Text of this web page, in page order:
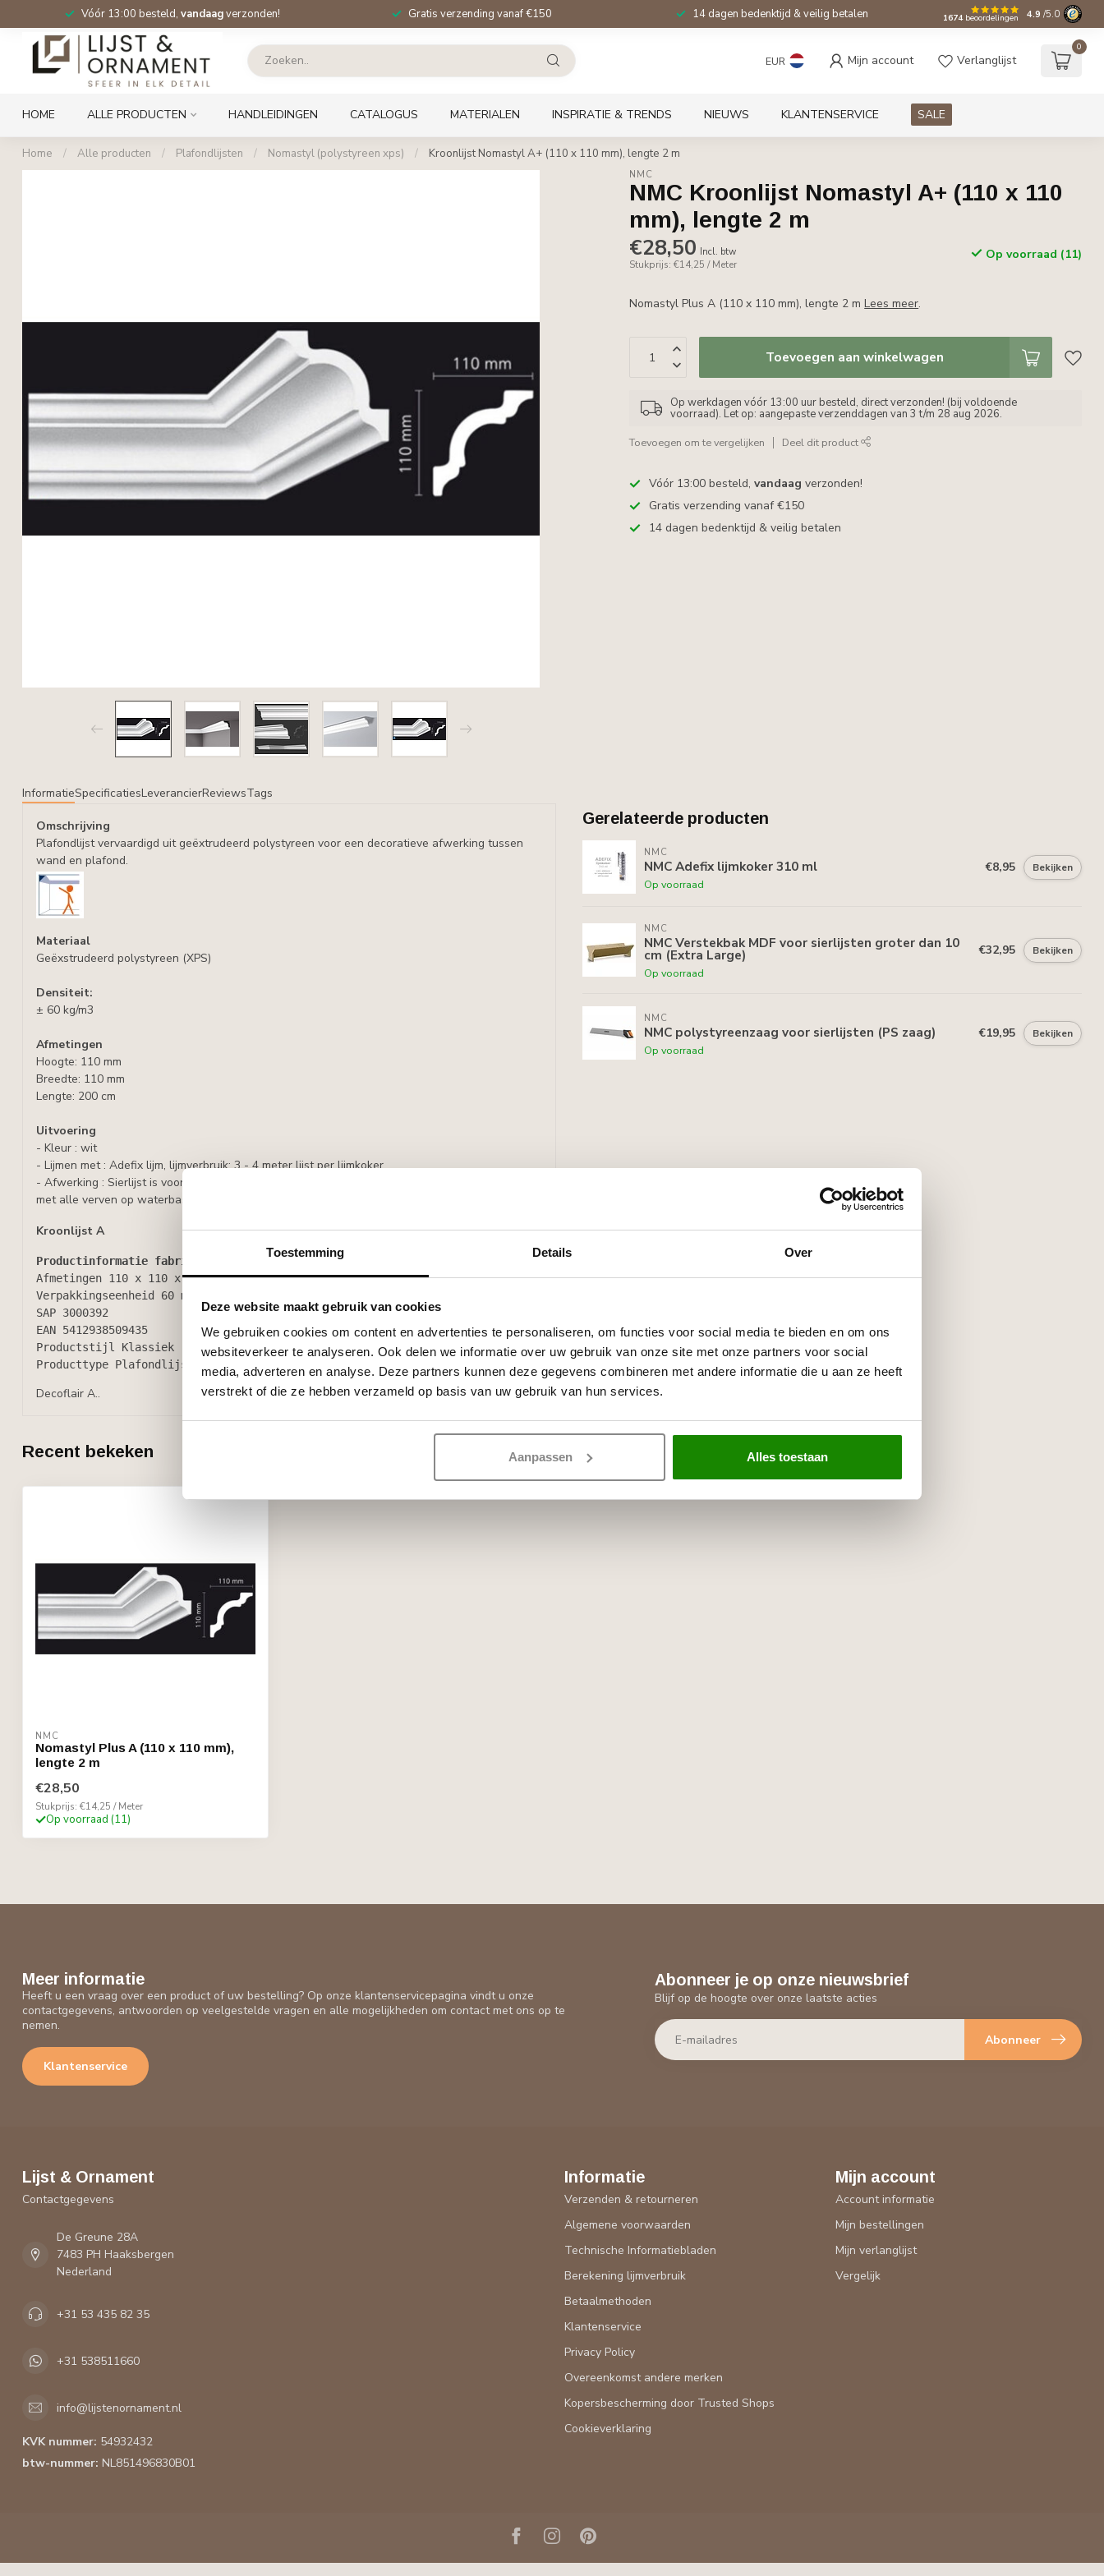
Toestemming Details Over
Deze website maakt gebruik van cookies
We gebruiken cookies om content en advertenties te personaliseren, om functies voor social media te bieden en om ons
websiteverkeer te analyseren. Ook delen we informatie over uw gebruik van onze site met onze partners voor social
media, adverteren en analyse. Deze partners kunnen deze gegevens combineren met andere informatie die u aan ze heeft
verstrekt of die ze hebben verzameld op basis van uw gebruik van hun services.
Aanpassen Alles toestaan
Vóór 13:00 besteld, vandaagverzonden! Gratis verzending vanaf €150 14 dagen bedenktijd & veilig betalen 1674beoordelingen 4.9 /5.0
EUR Mijn account Verlanglijst
0
HOME ALLE PRODUCTEN HANDLEIDINGEN CATALOGUS MATERIALEN INSPIRATIE & TRENDS NIEUWS KLANTENSERVICE SALE
Home / Alle producten / Plafondlijsten / Nomastyl (polystyreen xps) / Kroonlijst Nomastyl A+ (110 x 110 mm), lengte 2 m
NMC
NMC Kroonlijst Nomastyl A+ (110 x 110
mm), lengte 2 m
€28,50 Incl. btw
Stukprijs: €14,25 / Meter
Op voorraad (11)
Nomastyl Plus A (110 x 110 mm), lengte 2 mLees meer.
Toevoegen aan winkelwagen
Op werkdagen vóór 13:00 uur besteld, direct verzonden! (bij voldoende
voorraad). Let op: aangepaste verzenddagen van 3 t/m 28 aug 2026.
Toevoegen om te vergelijken Deel dit product
Vóór 13:00 besteld,vandaag verzonden!
Gratis verzending vanaf €150
14 dagen bedenktijd & veilig betalen
InformatieSpecificatiesLeverancierReviewsTags
Omschrijving
Plafondlijst vervaardigd uit geëxtrudeerd polystyreen voor een decoratieve afwerking tussen
wand en plafond.
Materiaal
Geëxstrudeerd polystyreen (XPS)
Densiteit:
± 60 kg/m3
Afmetingen
Hoogte: 110 mm
Breedte: 110 mm
Lengte: 200 cm
Uitvoering
- Kleur : wit
- Lijmen met : Adefix lijm, lijmverbruik: 3 - 4 meter lijst per lijmkoker.
- Afwerking : Sierlijst is voorbehandeld met een watergedragen witte primer, overschilderbaar
met alle verven op waterbasis, zoals acrylverf, latex of muurverf.
Kroonlijst A
Productinformatie fabrikant NOËL & MARQUET
Afmetingen 110 x 110 x 2000 mm
Verpakkingseenheid 60 m/doos
SAP 3000392
EAN 5412938509435
Productstijl Klassiek
Producttype Plafondlijsten
Decoflair A..
Gerelateerde producten
NMC
NMC Adefix lijmkoker 310 ml
Op voorraad
€8,95 Bekijken
NMC
NMC Verstekbak MDF voor sierlijsten groter dan 10
cm (Extra Large)
Op voorraad
€32,95 Bekijken
NMC
NMC polystyreenzaag voor sierlijsten (PS zaag)
Op voorraad
€19,95 Bekijken
Recent bekeken
NMC
Nomastyl Plus A (110 x 110 mm),
lengte 2 m
€28,50
Stukprijs: €14,25 / Meter
Op voorraad (11)
Meer informatie
Heeft u een vraag over een product of uw bestelling? Op onze klantenservicepagina vindt u onze
contactgegevens, antwoorden op veelgestelde vragen en alle mogelijkheden om contact met ons op te
nemen.
Klantenservice
Abonneer je op onze nieuwsbrief
Blijf op de hoogte over onze laatste acties
Abonneer
Lijst & Ornament
Contactgegevens
De Greune 28A
7483 PH Haaksbergen
Nederland
+31 53 435 82 35
+31 538511660
info@lijstenornament.nl
KVK nummer: 54932432
btw-nummer: NL851496830B01
Informatie
Verzenden & retourneren
Algemene voorwaarden
Technische Informatiebladen
Berekening lijmverbruik
Betaalmethoden
Klantenservice
Privacy Policy
Overeenkomst andere merken
Kopersbescherming door Trusted Shops
Cookieverklaring
Mijn account
Account informatie
Mijn bestellingen
Mijn verlanglijst
Vergelijk